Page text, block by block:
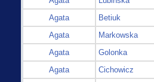
Agata
Betiuk
Agata
Markowska
Agata
Golonka
Agata
Cichowicz